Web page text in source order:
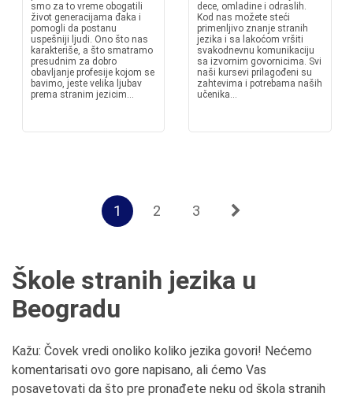
smo za to vreme obogatili
život generacijama đaka i
pomogli da postanu
uspešniji ljudi. Ono što nas
karakteriše, a što smatramo
presudnim za dobro
obavljanje profesije kojom se
bavimo, jeste velika ljubav
prema stranim jezicim...
dece, omladine i odraslih.
Kod nas možete steći
primenljivo znanje stranih
jezika i sa lakoćom vršiti
svakodnevnu komunikaciju
sa izvornim govornicima. Svi
naši kursevi prilagođeni su
zahtevima i potrebama naših
učenika...
1 2 3
Škole stranih jezika u
Beogradu
Kažu: Čovek vredi onoliko koliko jezika govori! Nećemo
komentarisati ovo gore napisano, ali ćemo Vas
posavetovati da što pre pronađete neku od škola stranih